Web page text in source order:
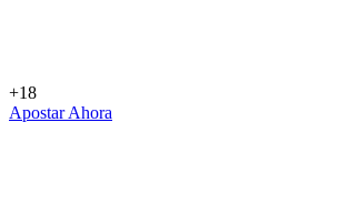
+18
Apostar Ahora